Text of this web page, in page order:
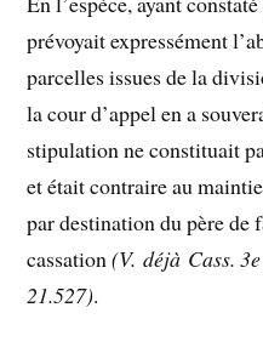
prévoyait expressément
parcelles issues de la
la cour d’appel en a
stipulation ne constituait
et était contraire au
par destination du père
cassation(V. déjà Cass.
21.527).